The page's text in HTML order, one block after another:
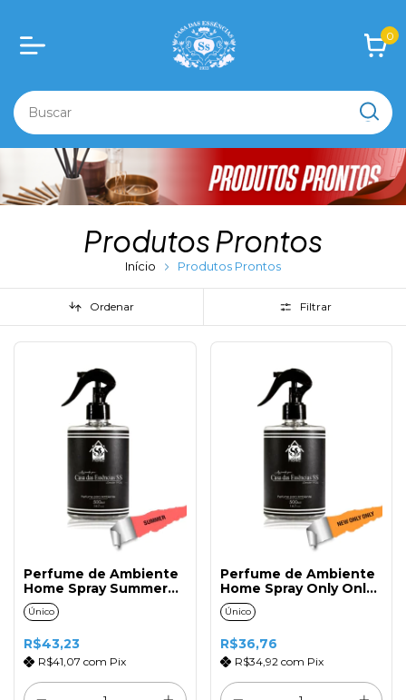
0
Produtos Prontos
Início Produtos Prontos
Ordenar Filtrar
Perfume de Ambiente
Home Spray Summer
500ml com Gatilho
Único
R$43,23
R$41,07 com Pix
Perfume de Ambiente
Home Spray Only Only
500ml com Gatilho
Único
R$36,76
R$34,92 com Pix